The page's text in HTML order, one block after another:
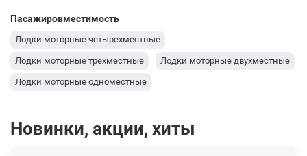
Пасажировместимость
Лодки моторные четырехместные
Лодки моторные трехместные Лодки моторные двухместные
Лодки моторные одноместные
Новинки, акции, хиты